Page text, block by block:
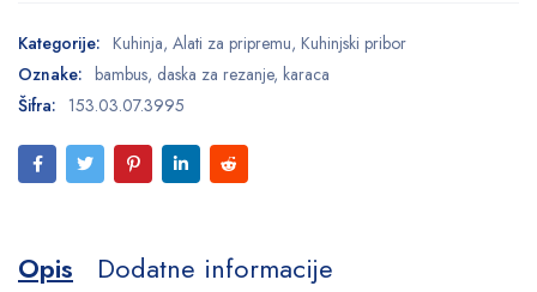
Kategorije: Kuhinja, Alati za pripremu, Kuhinjski pribor
Oznake: bambus, daska za rezanje, karaca
Šifra: 153.03.07.3995
Opis Dodatne informacije